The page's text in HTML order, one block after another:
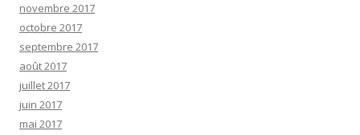
novembre 2017
octobre 2017
septembre 2017
août 2017
juillet 2017
juin 2017
mai 2017